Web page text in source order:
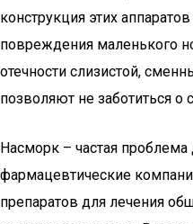
конструкция этих
повреждения маленького
отечности слизистой,
позволяют не заботиться о
Насморк – частая
фармацевтические
препаратов для лечения